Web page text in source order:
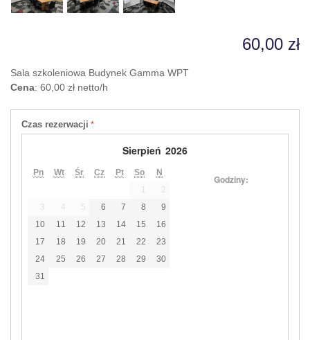
60,00 zł
Sala szkoleniowa Budynek Gamma WPT
Cena: 60,00 zł netto/h
Czas rezerwacji
Sierpień 2026
Pn Wt Śr Cz Pt So
N
1
2
3
4 5 6 7 8
9
10
11 12 13 14 15
16
17
18 19 20 21 22
23
24
25 26 27 28 29
30
31
Godziny: